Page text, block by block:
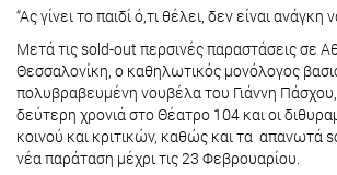
“Ας γίνει το παιδί ό,τι θέλει, δεν είναι ανάγκη
Μετά τις sold-out περσινές παραστάσεις σε
Θεσσαλονίκη, ο καθηλωτικός μονόλογος
πολυβραβευμένη νουβέλα του Γιάννη
δεύτερη χρονιά στο Θέατρο 104 και οι
κοινού και κριτικών, καθώς και τα απανωτά
νέα παράταση μέχρι τις 23 Φεβρουαρίου.